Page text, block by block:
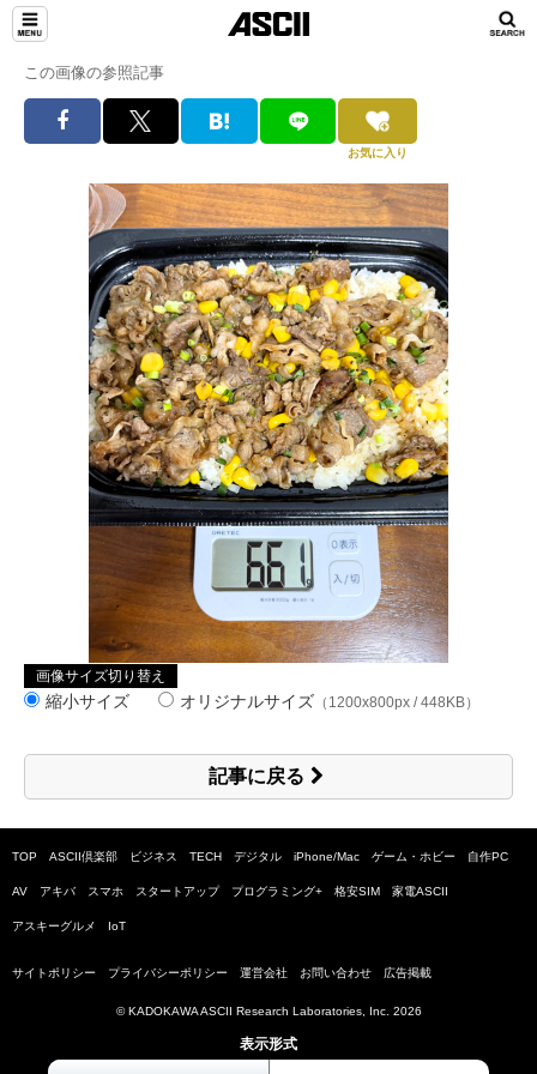
この画像の参照記事
お気に入り
画像サイズ切り替え
縮小サイズ オリジナルサイズ （1200x800px / 448KB）
記事に戻る
TOP ASCII倶楽部 ビジネス TECH デジタル iPhone/Mac ゲーム・ホビー 自作PC
AV アキバ スマホ スタートアップ プログラミング+ 格安SIM 家電ASCII
アスキーグルメ IoT
サイトポリシー プライバシーポリシー 運営会社 お問い合わせ 広告掲載
© KADOKAWA ASCII Research Laboratories, Inc. 2026
表示形式